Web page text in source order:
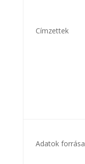
Címzettek
Adatok forrása